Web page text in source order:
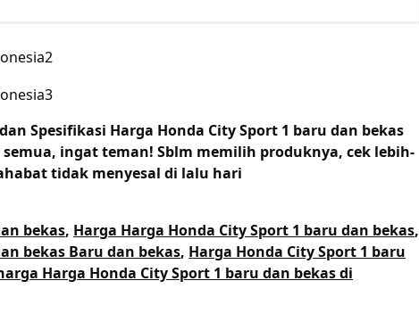
Spesifikasi Harga Honda City Sport 1 baru dan bekas
ingat teman! Sblm memilih produknya, cek lebih-
tidak menyesal di lalu hari
bekas, Harga Harga Honda City Sport 1 baru dan bekas,
bekas Baru dan bekas, Harga Honda City Sport 1 baru
Harga Honda City Sport 1 baru dan bekas di